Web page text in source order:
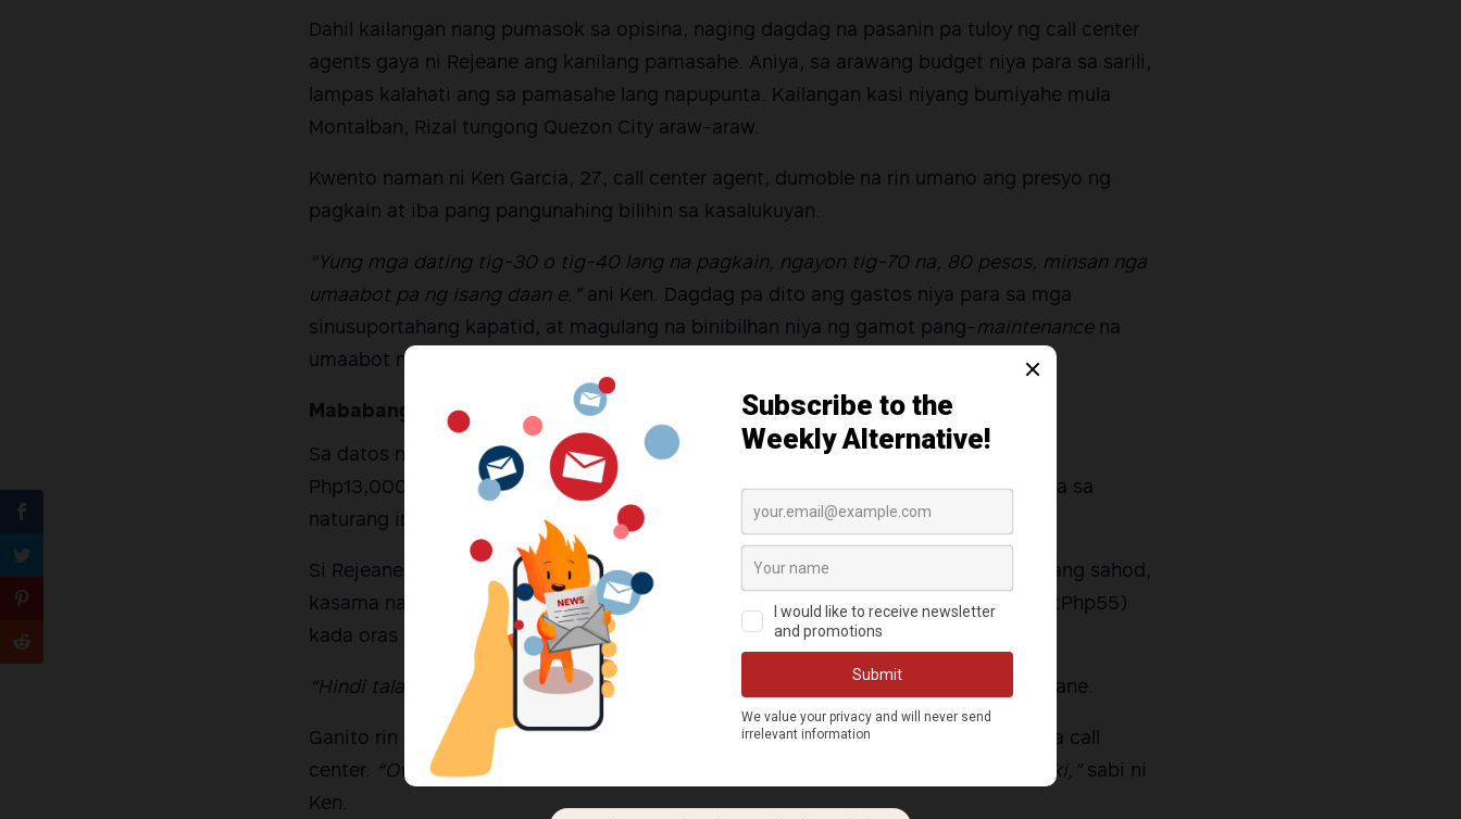
Dahil kailangan nang pumasok sa opisina, naging dagdag na pasanin pa tuloy ng call center
agents gaya ni Rejeane ang kanilang pamasahe. Aniya, sa arawang budget niya para sa sarili,
lampas kalahati ang sa pamasahe lang napupunta. Kailangan kasi niyang bumiyahe mula
Montalban, Rizal tungong Quezon City araw-araw.
Kwento naman ni Ken Garcia, 27, call center agent, dumoble na rin umano ang presyo ng
pagkain at iba pang pangunahing bilihin sa kasalukuyan.
“Yung mga dating tig-30 o tig-40 lang na pagkain, ngayon tig-70 na, 80 pesos, minsan nga
umaabot pa ng isang daan e.” ani Ken. Dagdag pa dito ang gastos niya para sa mga
sinusuportahang kapatid, at magulang na binibilhan niya ng gamot pang- maintenancena
umaabot ng Php500 kada araw.
Mababang sahod
Sa datos na nakalap ng BPO Industry Employees Network (BIEN), nagsisimula sa
Php13,000/buwan ang karaniwang entry level pay sa mga nangungunang kumpanya sa
naturang industriya.
Si Rejeane, na baguhang call center agent, Php16,000 ang natatanggap na buwanang sahod,
kasama na ang allowance. Malayo ang agwat nito sa karaniwang $15 o Php825 ($1:Php55)
kada oras na sinasahod ng mga bagong call center agent sa Estados Unidos.
“Hindi talaga sumasapat [ang sahod] at nagkakautang pa kung tutuusin,” ani Rejeane.
Ganito rin ang hinaing ni Ken na noong una’y inakalang mas mataas ang bigayan sa call
center.
“Overall, (kung ikukumpara) sa mga past experience, hindi siya ganon kalaki,” sabi ni
Ken.